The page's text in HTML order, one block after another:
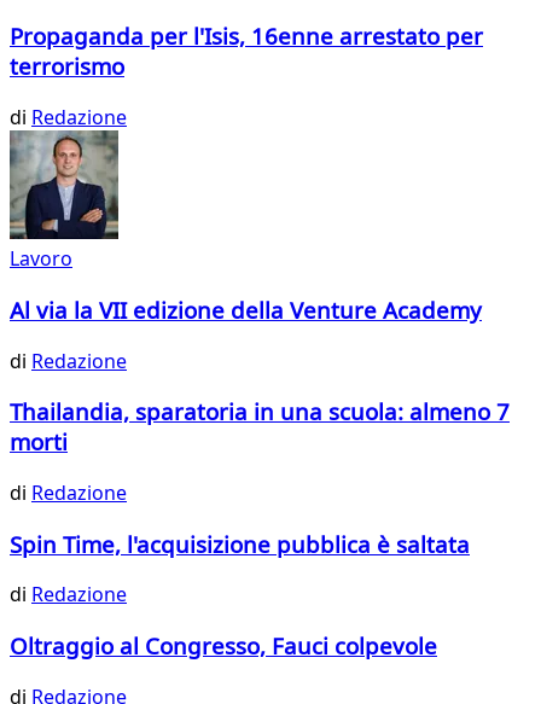
Propaganda per l'Isis, 16enne arrestato per
terrorismo
di Redazione
Lavoro
Al via la VII edizione della Venture Academy
di Redazione
Thailandia, sparatoria in una scuola: almeno 7
morti
di Redazione
Spin Time, l'acquisizione pubblica è saltata
di Redazione
Oltraggio al Congresso, Fauci colpevole
di Redazione